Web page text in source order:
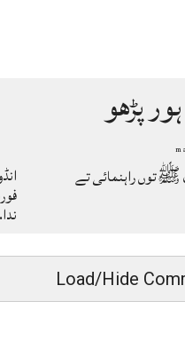
ہور پڑھو
راہنمائی تے
Load/Hide